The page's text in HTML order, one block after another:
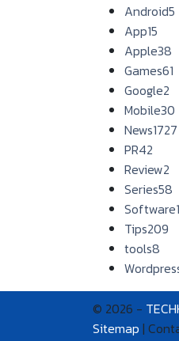
Android5
App15
Apple38
Games61
Google2
Mobile30
News1727
PR42
Review2
Series58
Software
Tips209
tools8
© 2026 -
Sitemap |